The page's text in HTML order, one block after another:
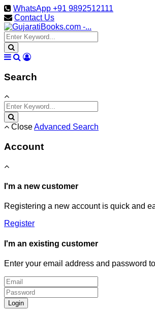
WhatsApp +91 9892512111
Contact Us
Search
CloseAdvanced Search
Account
I'm a new customer
Registering a new account is quick and
Register
I'm an existing customer
Enter your email address and password
Login